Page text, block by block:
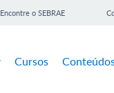
Encontre o SEBRAE
Cursos